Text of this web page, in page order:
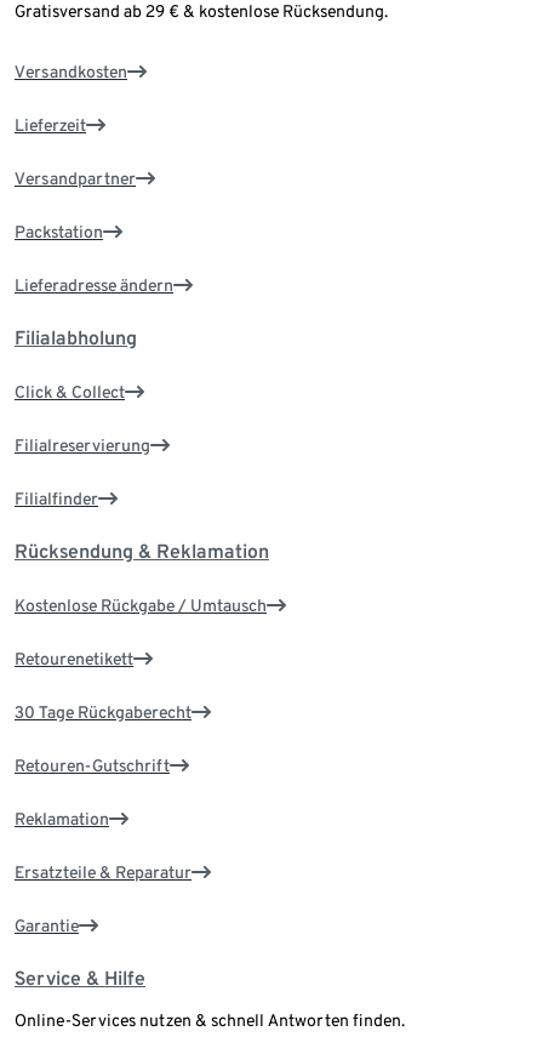
Gratisversand ab 29 € & kostenlose Rücksendung.
Versandkosten
Lieferzeit
Versandpartner
Packstation
Lieferadresse ändern
Filialabholung
Click & Collect
Filialreservierung
Filialfinder
Rücksendung & Reklamation
Kostenlose Rückgabe / Umtausch
Retourenetikett
30 Tage Rückgaberecht
Retouren-Gutschrift
Reklamation
Ersatzteile & Reparatur
Garantie
Service & Hilfe
Online-Services nutzen & schnell Antworten finden.